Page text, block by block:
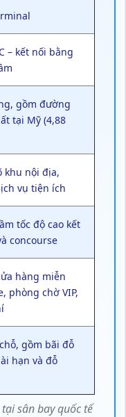
sân bay quốc tế
– kết nối bằng
gồm đường
tại Mỹ (4,88
khu nội địa,
vụ tiện ích
tốc độ cao kết
concourse
hàng miễn
phòng chờ VIP,
gồm bãi đỗ
hạn và đỗ